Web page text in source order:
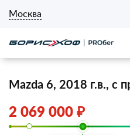
Москва
Mazda 6, 2018 г.в., с
2 069 000 ₽